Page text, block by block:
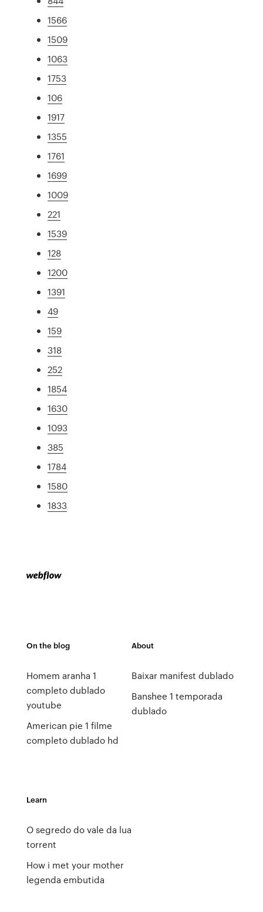
1566
1509
1063
1753
106
1917
1355
1761
1699
1009
221
1539
128
1200
1391
49
159
318
252
1854
1630
1093
385
1784
1580
1833
On the blog
Homem aranha 1
completo dublado
youtube
American pie 1 filme
completo dublado hd
About
Baixar manifest dublado
Banshee 1 temporada
dublado
Learn
O segredo do vale da lua
torrent
How i met your mother
legenda embutida